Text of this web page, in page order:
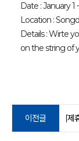
Date : January 1
Location :
Details : Wirte
on the string of
이전글 [제